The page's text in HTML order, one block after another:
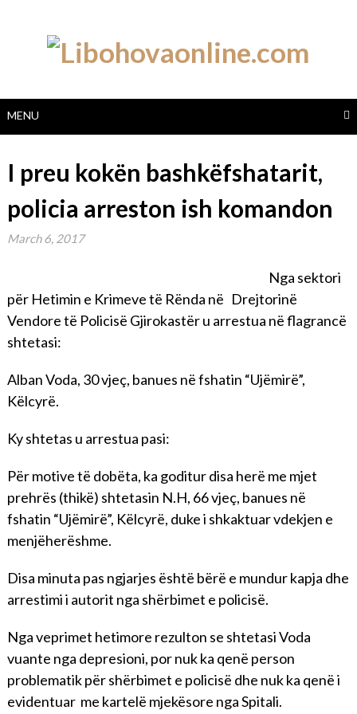
MENU
I preu kokën bashkëfshatarit,
policia arreston ish komandon
March 6, 2017
Nga sektori
për Hetimin e Krimeve të Rënda në Drejtorinë
Vendore të Policisë Gjirokastër u arrestua në flagrancë
shtetasi:
Alban Voda, 30 vjeç, banues në fshatin “Ujëmirë”,
Këlcyrë.
Ky shtetas u arrestua pasi:
Për motive të dobëta, ka goditur disa herë me mjet
prehrës (thikë) shtetasin N.H, 66 vjeç, banues në
fshatin “Ujëmirë”, Këlcyrë, duke i shkaktuar vdekjen e
menjëherëshme.
Disa minuta pas ngjarjes është bërë e mundur kapja dhe
arrestimi i autorit nga shërbimet e policisë.
Nga veprimet hetimore rezulton se shtetasi Voda
vuante nga depresioni, por nuk ka qenë person
problematik për shërbimet e policisë dhe nuk ka qenë i
evidentuar me kartelë mjekësore nga Spitali.